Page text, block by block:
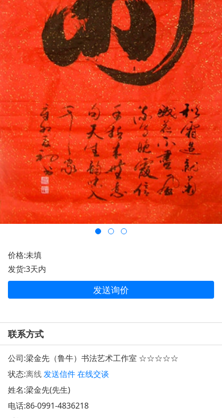
价格:未填
发货:3天内
发送询价
联系方式
公司:梁金先（鲁牛）书法艺术工作室 ☆☆☆☆☆
状态:离线发送信件在线交谈
姓名:梁金先(先生)
电话:86-0991-4836218